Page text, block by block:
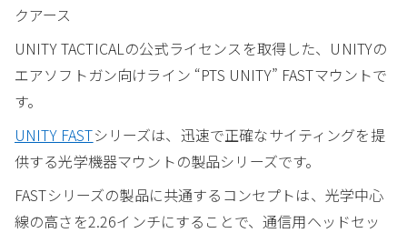
クアース
UNITY TACTICALの公式ライセンスを取得した、UNITYの
エアソフトガン向けライン “PTS UNITY” FASTマウントで
す。
UNITY FASTシリーズは、迅速で正確なサイティングを提
供する光学機器マウントの製品シリーズです。
FASTシリーズの製品に共通するコンセプトは、光学中心
線の高さを2.26インチにすることで、通信用ヘッドセッ